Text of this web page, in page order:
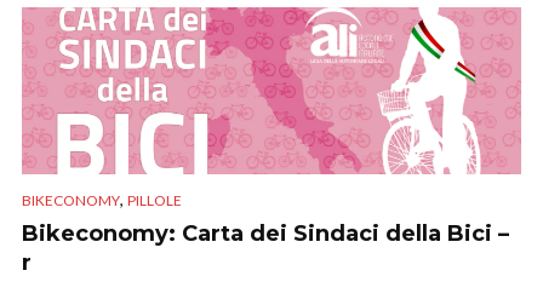
BIKECONOMY, PILLOLE
Bikeconomy: Carta dei Sindaci della Bici –
r